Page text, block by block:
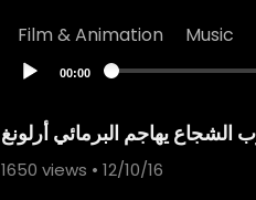
Film & Animation Music
00:00
1650 views • 12/10/16